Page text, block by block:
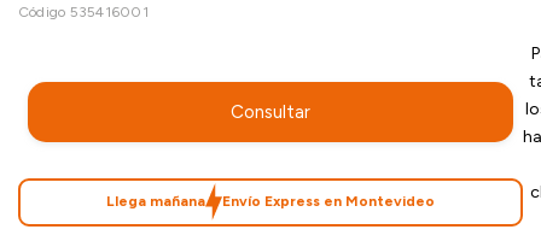
Código 535416001
Consultar
Llega mañana Envío Express en Montevideo